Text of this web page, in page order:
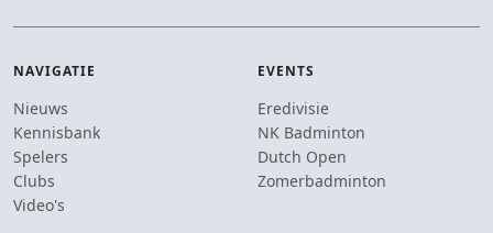
NAVIGATIE
Nieuws
Kennisbank
Spelers
Clubs
Video's
EVENTS
Eredivisie
NK Badminton
Dutch Open
Zomerbadminton